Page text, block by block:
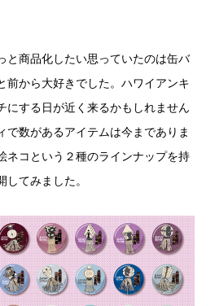
と商品化したい思っていたのは缶バ
前から大好きでした。ハワイアンキ
にする日が近く来るかもしれません
で数があるアイテムは今までありま
ネコという２種のラインナップを持
てみました。